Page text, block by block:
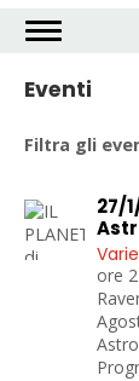
Eventi
Filtra gli
27/
Varie
ore